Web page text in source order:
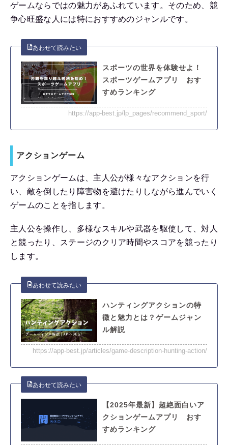
ゲームならではの魅力があふれています。そのため、競
争心旺盛な人には特におすすめのジャンルです。
スポーツの世界を体験せよ！
スポーツゲームアプリ おす
すめランキング
https://app-best.jp/lp_pages/recommend_sport/
アクションゲーム
アクションゲームは、主人公が様々なアクションを行
い、敵を倒したり障害物を避けたりしながら進んでいく
ゲームのことを指します。
主人公を操作し、多様なスキルや武器を駆使して、対人
と競ったり、ステージのクリア時間やスコアを競ったり
します。
ハンティングアクションの特
徴と魅力とは？ゲームジャン
ル解説
https://app-best.jp/articles/game-description-hunting-action/
【2025年最新】超絶面白いア
クションゲームアプリ おす
すめランキング